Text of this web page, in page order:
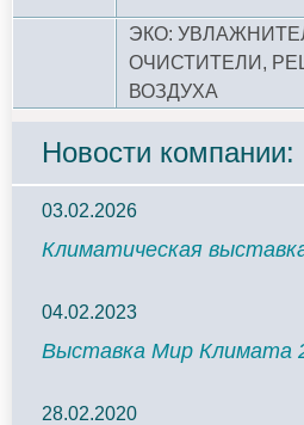
ЭКО:
ОЧИСТИТЕЛИ,
ВОЗДУХА
Новости компании:
03.02.2026
Климатическая
04.02.2023
Выставка Мир Климата
28.02.2020